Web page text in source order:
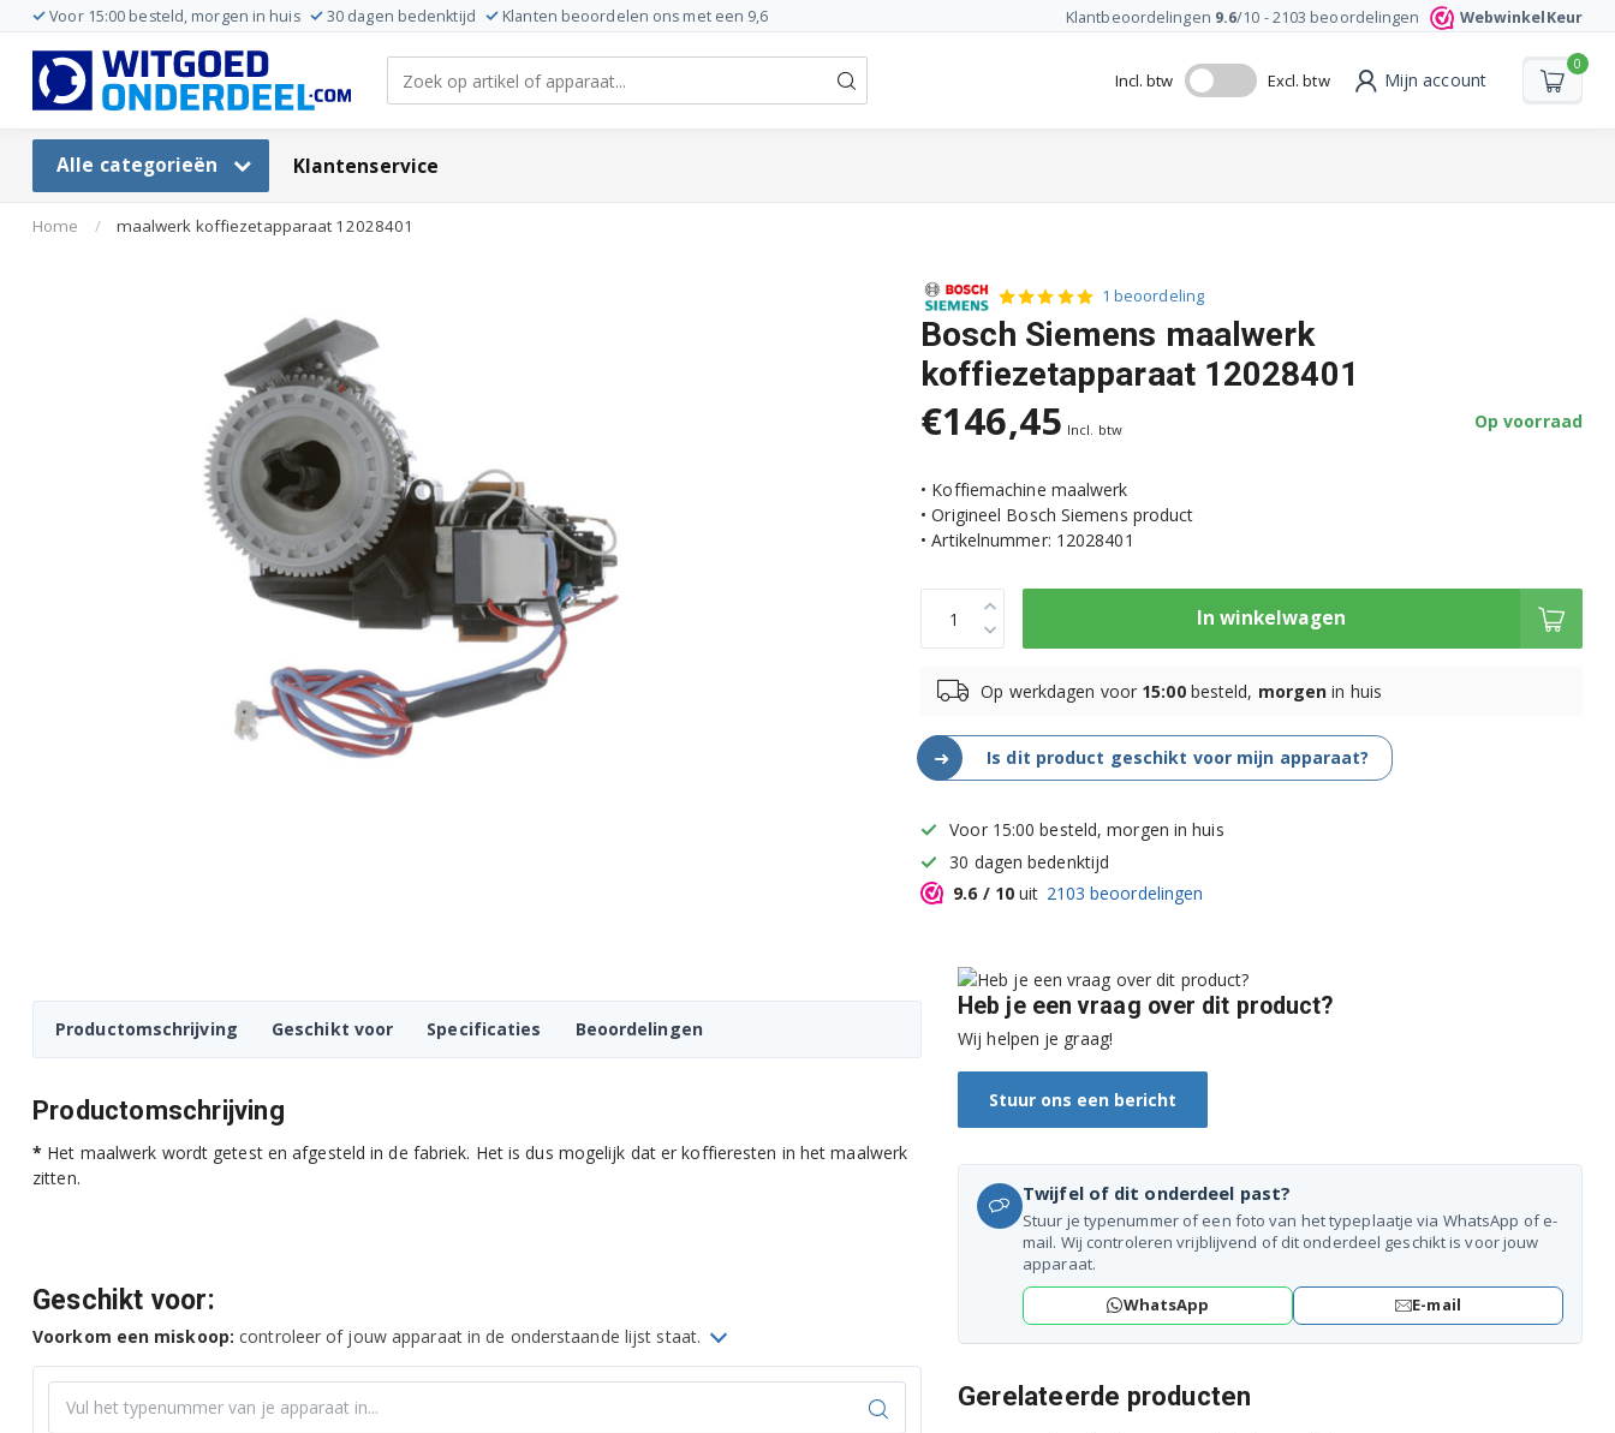
Voor 15:00 besteld, morgen in huis 30 dagen bedenktijd Klanten beoordelen ons met een 9,6 Klantbeoordelingen 9.6/10 -2103 beoordelingen WebwinkelKeur
Incl. btw Excl. btw Mijn account
0
Alle categorieën Klantenservice
Home / maalwerk koffiezetapparaat 12028401
1 beoordeling
Bosch Siemens maalwerk
koffiezetapparaat 12028401
€146,45 Incl. btw Op voorraad
• Koffiemachine maalwerk
• Origineel Bosch Siemens product
• Artikelnummer: 12028401
In winkelwagen
Op werkdagen voor 15:00besteld, morgen in huis
➜ Is dit product geschikt voor mijn apparaat?
Voor 15:00 besteld, morgen in huis
30 dagen bedenktijd
9.6 / 10 uit 2103 beoordelingen
Productomschrijving Geschikt voor Specificaties Beoordelingen
Productomschrijving
* Het maalwerk wordt getest en afgesteld in de fabriek. Het is dus mogelijk dat er koffieresten in het maalwerk
zitten.
Geschikt voor:
Voorkom een miskoop: controleer of jouw apparaat in de onderstaande lijst staat.
Heb je een vraag over dit product?
Wij helpen je graag!
Stuur ons een bericht
Twijfel of dit onderdeel past?
Stuur je typenummer of een foto van het typeplaatje via WhatsApp of e-
mail. Wij controleren vrijblijvend of dit onderdeel geschikt is voor jouw
apparaat.
WhatsApp
E-mail
Gerelateerde producten